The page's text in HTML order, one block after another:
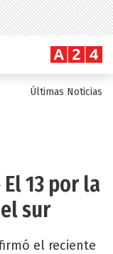
Últimas Noticias
13 por la
sur
el reciente